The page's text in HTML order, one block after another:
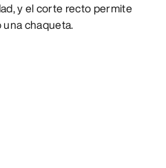
y el corte recto permite
chaqueta.